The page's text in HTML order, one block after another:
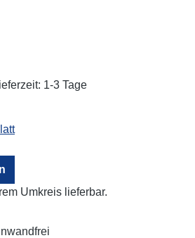
1-3 Tage
Umkreis lieferbar.